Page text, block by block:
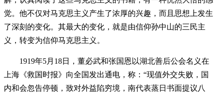
觉。他不仅对马克思主义产生了浓厚的兴趣，而且思想上发生
了深刻的变化。其最大的变化，就是由信仰孙中山的三民主
义，转变为信仰马克思主义。
1919年5月18日，董必武和张国恩以湖北善后公会名义在
上海《救国时报》向全国发出通电，称：“现值外交失败，国
内和会忽告停顿，致对外益陷穷境，南代表蒸日书面提议八